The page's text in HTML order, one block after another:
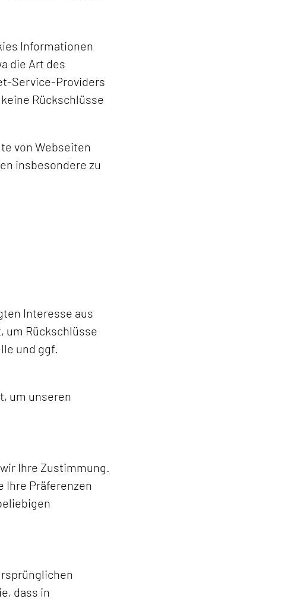
Informationen
die Art des
Service-Providers
Rückschlüsse
von Webseiten
insbesondere zu
Interesse aus
um Rückschlüsse
und ggf.
um unseren
Ihre Zustimmung.
Ihre Präferenzen
dass in